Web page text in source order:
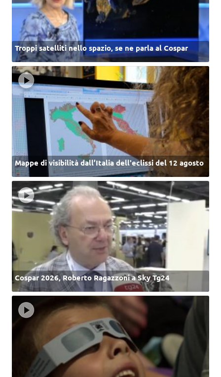
Troppi satelliti nello spazio, se ne parla al Cospar
Mappe di visibilità dall’Italia dell'eclissi del 12 agosto
Cospar 2026, Roberto Ragazzoni a Sky Tg24